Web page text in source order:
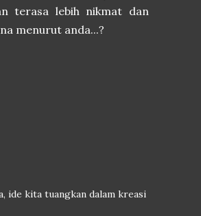
terasa lebih nikmat dan
menurut anda...?
ide kita tuangkan dalam kreasi